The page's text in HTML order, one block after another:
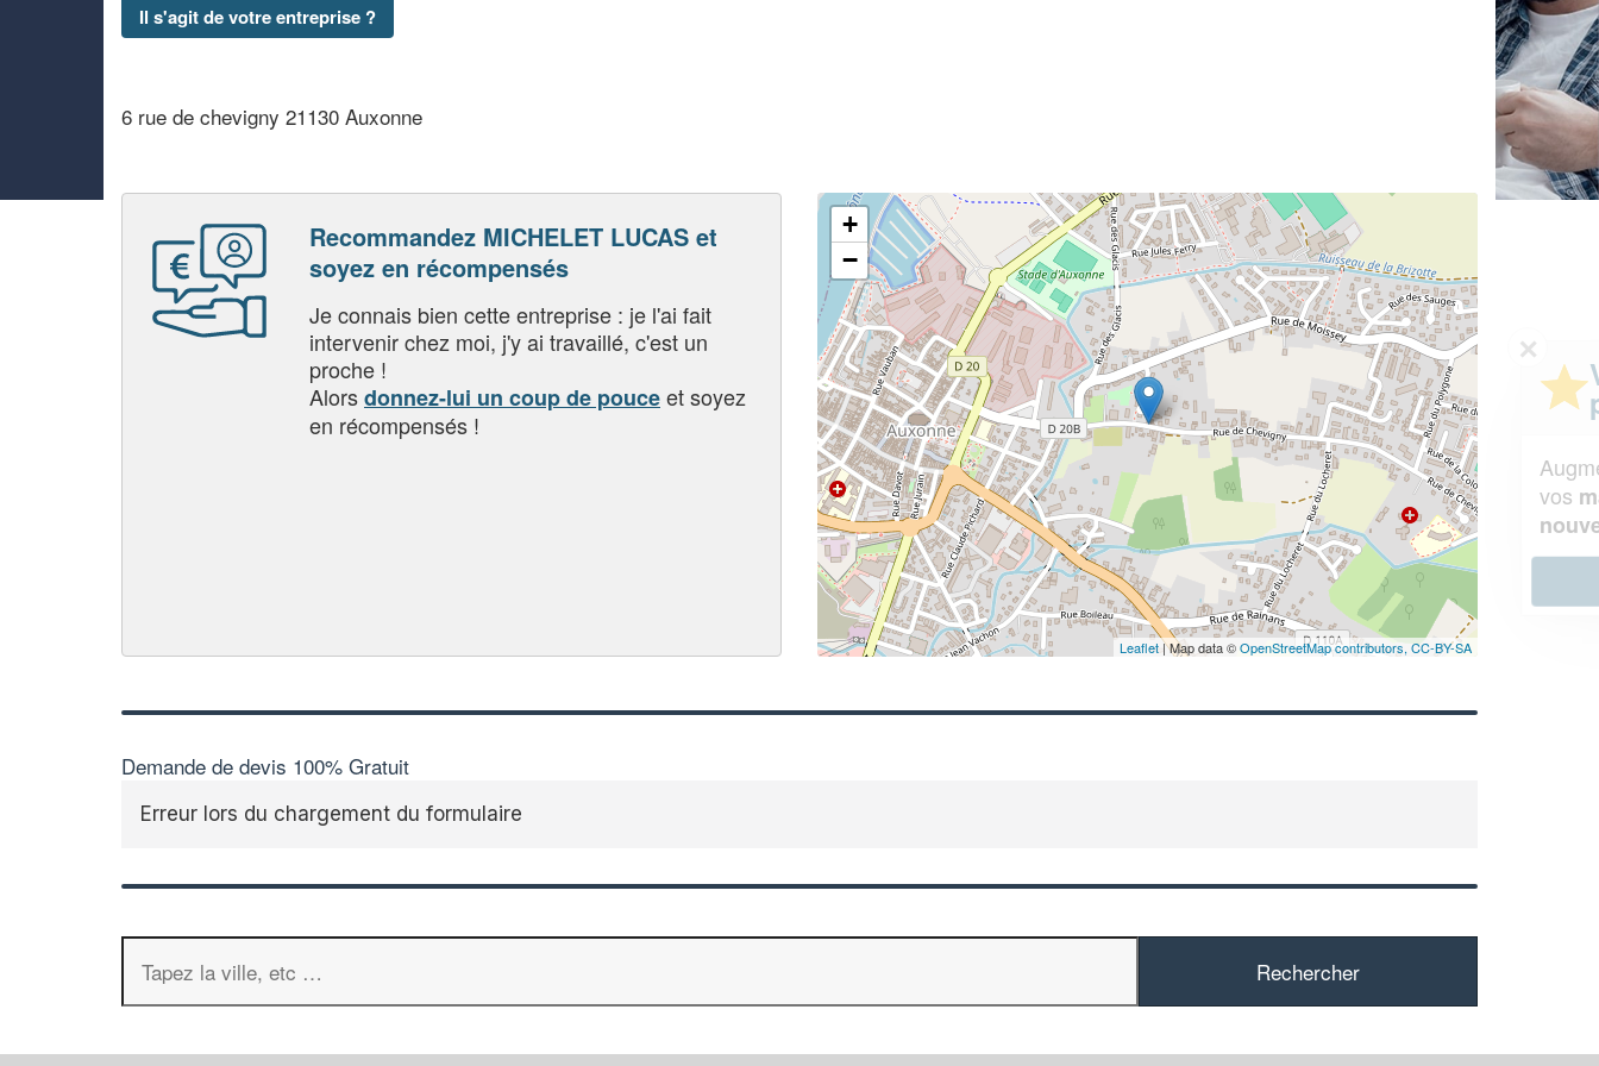
Il s'agit de votre entreprise ?
6 rue de chevigny 21130 Auxonne
Recommandez MICHELET LUCAS et
soyez en récompensés
Je connais bien cette entreprise : je l'ai fait
intervenir chez moi, j'y ai travaillé, c'est un
proche !
Alorsdonnez-lui un coup de pouceet soyez
en récompensés !
+
−
Leaflet| Map data ©OpenStreetMap contributors, CC-BY-SA
Demande de devis 100% Gratuit
Erreur lors du chargement du formulaire
✕
Vous êtes un
professionnel ?
Augmentez votrechiffre d'affaireset
vos
marges tout en gagnant de
nouveaux clients !
En savoir plus